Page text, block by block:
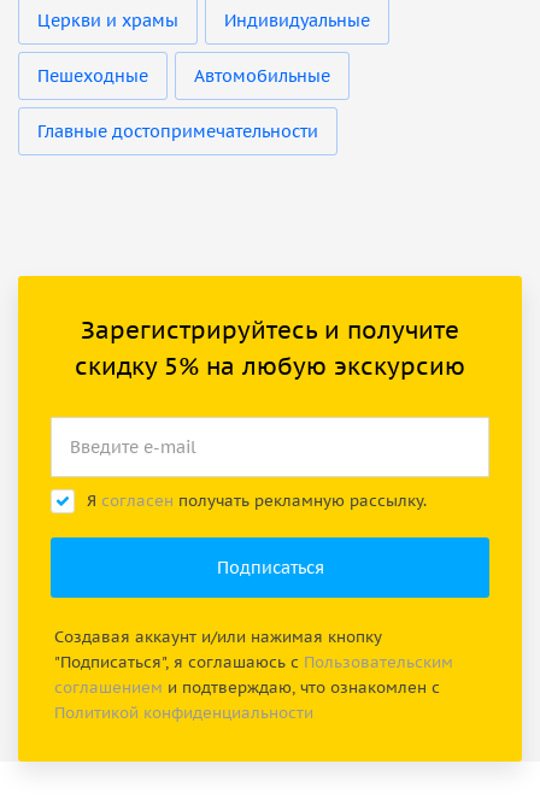
Церкви и храмы Индивидуальные
Пешеходные Автомобильные
Главные достопримечательности
Зарегистрируйтесь и получите
скидку 5% на любую экскурсию
Я согласен получать рекламную рассылку.
Создавая аккаунт и/или нажимая кнопку
"Подписаться", я соглашаюсь с Пользовательским
соглашением и подтверждаю, что ознакомлен с
Политикой конфиденциальности